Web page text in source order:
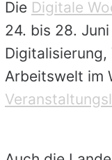
Die Digitale
24. bis 28.
Arbeitswelt im